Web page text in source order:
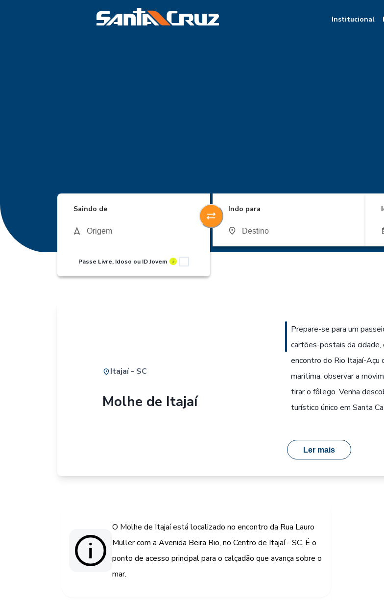
Institucional
Saindo de
Passe Livre, Idoso ou ID Jovem i
Indo para
Itajaí - SC
Molhe de Itajaí
Prepare-se para um
cartões-postais da
encontro do Rio Itajaí-Açu
marítima, observar a
tirar o fôlego. Venha
turístico único em Santa
Ler mais
O Molhe de Itajaí está localizado no encontro da Rua Lauro
Müller com a Avenida Beira Rio, no Centro de Itajaí - SC. É o
ponto de acesso principal para o calçadão que avança sobre o
mar.